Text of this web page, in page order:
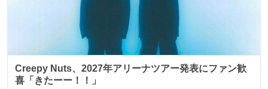
Creepy Nuts、2027年アリーナツアー発表にファン歓
喜「きたーー！！」